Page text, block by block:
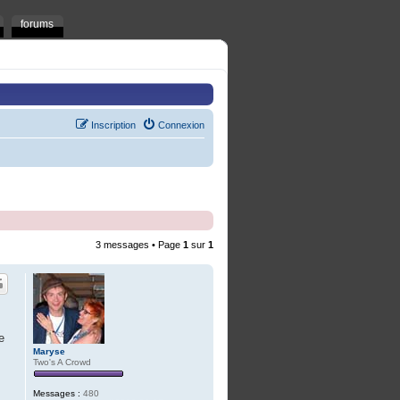
forums
Connexion
Inscription
3 messages • Page 1 sur 1
Maryse
Two's A Crowd
Messages : 480